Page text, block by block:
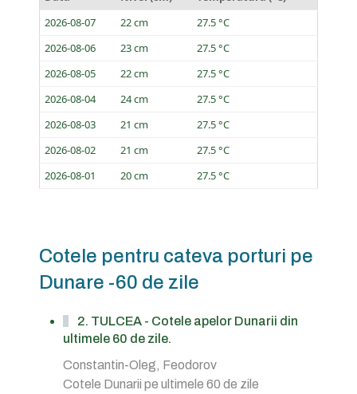
2026-08-07
22 cm
27.5 °C
2026-08-06
23 cm
27.5 °C
2026-08-05
22 cm
27.5 °C
2026-08-04
24 cm
27.5 °C
2026-08-03
21 cm
27.5 °C
2026-08-02
21 cm
27.5 °C
2026-08-01
20 cm 27.5 °C
Cotele pentru cateva porturi pe
Dunare -60 de zile
2. TULCEA - Cotele apelor Dunarii din
ultimele 60 de zile.
Constantin-Oleg, Feodorov
Cotele Dunarii pe ultimele 60 de zile